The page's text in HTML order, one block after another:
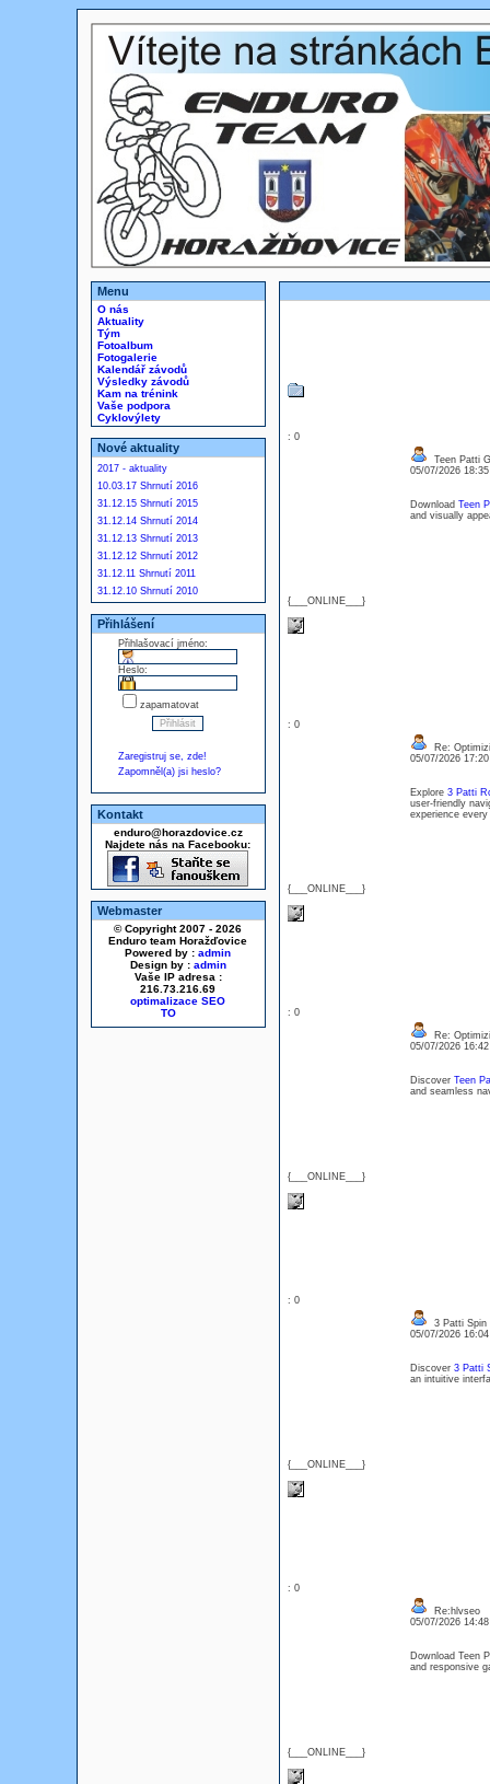
Menu
O nás
Aktuality
Tým
Fotoalbum
Fotogalerie
Kalendář závodů
Výsledky závodů
Kam na trénink
Vaše podpora
Cyklovýlety
Nové aktuality
2017 - aktuality
10.03.17 Shrnutí 2016
31.12.15 Shrnutí 2015
31.12.14 Shrnutí 2014
31.12.13 Shrnutí 2013
31.12.12 Shrnutí 2012
31.12.11 Shrnutí 2011
31.12.10 Shrnutí 2010
Přihlášení
Přihlašovací jméno:
Heslo:
zapamatovat
Zaregistruj se, zde!
Zapomněl(a) jsi heslo?
Kontakt
enduro@horazdovice.cz
Najdete nás na Facebooku:
Webmaster
© Copyright 2007 - 2026
Enduro team Horažďovice
Powered by : admin
Design by : admin
Vaše IP adresa :
216.73.216.69
optimalizace SEO
: 0
{___ONLINE___}
Teen Patti
05/07/2026
Download Teen
and visually
: 0
{___ONLINE___}
Re:
05/07/2026
Explore 3 Patti
user-friendly
experience
: 0
{___ONLINE___}
Re:
05/07/2026
Discover Teen
and seamless
: 0
{___ONLINE___}
3 Patti Spin
05/07/2026
Discover 3 Patti
an intuitive
: 0
{___ONLINE___}
Re:hlvseo
05/07/2026
Download Teen
and responsive